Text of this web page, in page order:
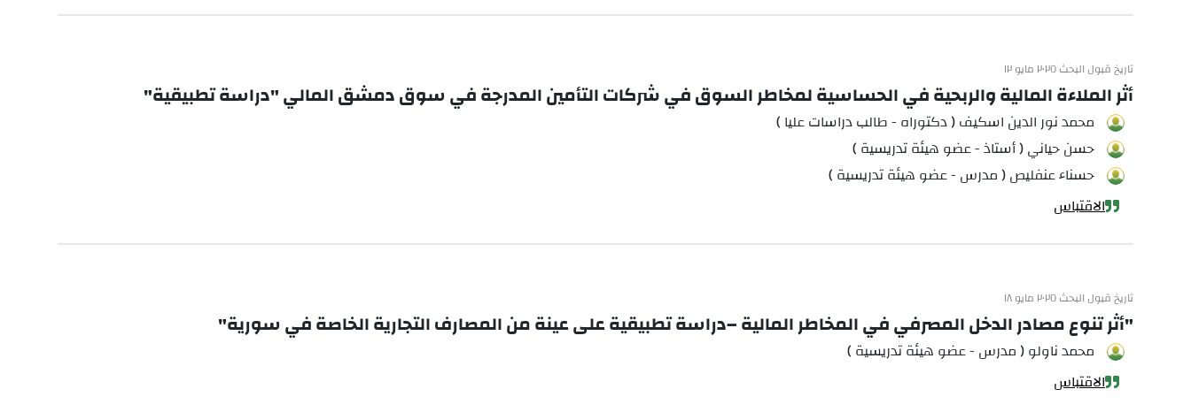
تاريخ قبول البحث ٢٠٢٥ مايو ١٢
أثر الملاءة المالية والربحية في الحساسية لمخاطر السوق في شركات التأمين المدرجة في سوق دمشق المالي "دراسة تطبيقية"
محمد نور الدين اسكيف ( دكتوراه - طالب دراسات عليا )
حسن حياني ( أستاذ - عضو هيئة تدريسية )
حسناء عنفليص ( مدرس - عضو هيئة تدريسية )
الاقتباس
تاريخ قبول البحث ٢٠٢٥ مايو ١٨
"أثر تنوع مصادر الدخل المصرفي في المخاطر المالية –دراسة تطبيقية على عينة من المصارف التجارية الخاصة في سورية"
محمد ناولو ( مدرس - عضو هيئة تدريسية )
الاقتباس